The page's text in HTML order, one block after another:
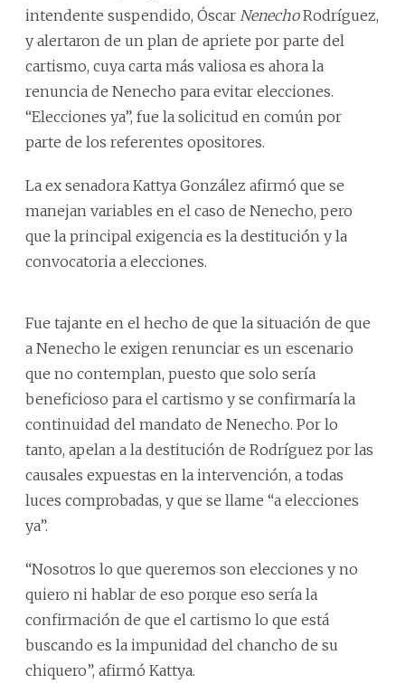
intendente suspendido, Óscar NenechoRodríguez,
y alertaron de un plan de apriete por parte del
cartismo, cuya carta más valiosa es ahora la
renuncia de Nenecho para evitar elecciones.
“Elecciones ya”, fue la solicitud en común por
parte de los referentes opositores.
La ex senadora Kattya González afirmó que se
manejan variables en el caso de Nenecho, pero
que la principal exigencia es la destitución y la
convocatoria a elecciones.
Fue tajante en el hecho de que la situación de que
a Nenecho le exigen renunciar es un escenario
que no contemplan, puesto que solo sería
beneficioso para el cartismo y se confirmaría la
continuidad del mandato de Nenecho. Por lo
tanto, apelan a la destitución de Rodríguez por las
causales expuestas en la intervención, a todas
luces comprobadas, y que se llame “a elecciones
ya”.
“Nosotros lo que queremos son elecciones y no
quiero ni hablar de eso porque eso sería la
confirmación de que el cartismo lo que está
buscando es la impunidad del chancho de su
chiquero”, afirmó Kattya.